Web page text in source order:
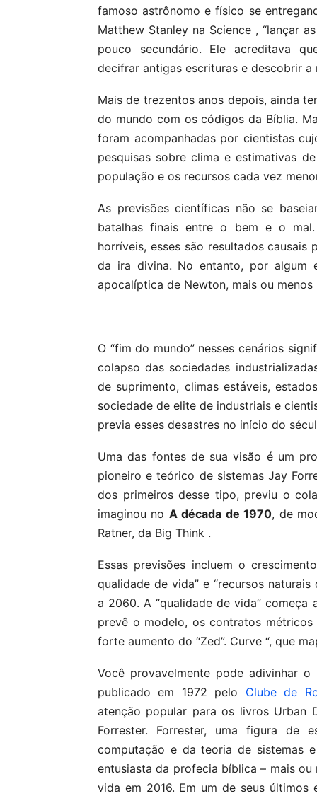
famoso astrônomo e físico se
Matthew Stanley na Science , “lançar
pouco secundário. Ele acreditava
decifrar antigas escrituras e descobrir a
Mais de trezentos anos depois, ainda
do mundo com os códigos da Bíblia.
foram acompanhadas por cientistas
pesquisas sobre clima e estimativas
população e os recursos cada vez
As previsões científicas não se
batalhas finais entre o bem e o
horríveis, esses são resultados
da ira divina. No entanto, por algum
apocalíptica de Newton, mais ou menos
O “fim do mundo” nesses cenários
colapso das sociedades
de suprimento, climas estáveis,
sociedade de elite de industriais e
previa esses desastres no início do
Uma das fontes de sua visão é um
pioneiro e teórico de sistemas Jay
dos primeiros desse tipo, previu o
imaginou no A década de 1970, de
Ratner, da Big Think .
Essas previsões incluem o
qualidade de vida” e “recursos
a 2060. A “qualidade de vida”
prevê o modelo, os contratos
forte aumento do “Zed”. Curve “, que
Você provavelmente pode adivinhar
publicado em 1972 pelo Clube de
atenção popular para os livros Urban
Forrester. Forrester, uma figura de
computação e da teoria de sistemas
entusiasta da profecia bíblica – mais
vida em 2016. Em um de seus